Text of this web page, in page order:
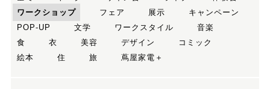
ワークショップ
フェア 展示
キャンペーン
POP-UP
文学 ワークスタイル
音楽
食
衣 美容 デザイン
コミック
絵本
住 旅 蔦屋家電＋